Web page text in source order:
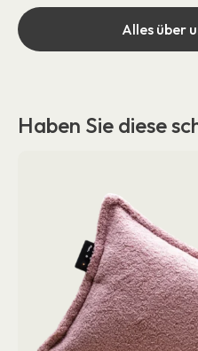
Alles über
Haben Sie diese